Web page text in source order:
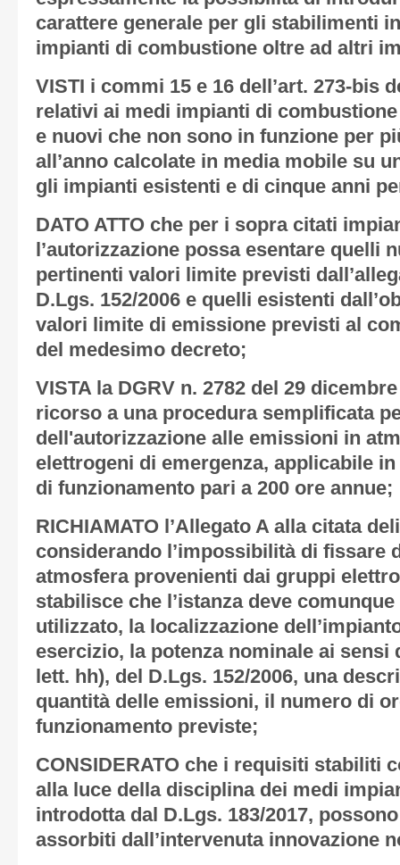
carattere generale per gli stabilimenti
impianti di combustione oltre ad altri
VISTI i commi 15 e 16 dell’art. 273-bis
relativi ai medi impianti di
e nuovi che non sono in funzione per
all’anno calcolate in media mobile su
gli impianti esistenti e di cinque anni
DATO ATTO che per i sopra citati
l’autorizzazione possa esentare quelli
pertinenti valori limite previsti
D.Lgs. 152/2006 e quelli esistenti
valori limite di emissione previsti al
del medesimo decreto;
VISTAla DGRV n. 2782 del 29
ricorso a una procedura semplificata
dell'autorizzazione alle emissioni in
elettrogeni di emergenza, applicabile
di funzionamento pari a 200 ore annue;
RICHIAMATO l’Allegato A alla citata
considerando l’impossibilità di fissare
atmosfera provenienti dai gruppi
stabilisce che l’istanza deve
utilizzato, la localizzazione
esercizio, la potenza nominale ai sensi
lett. hh), del D.Lgs. 152/2006, una
quantità delle emissioni, il numero di
funzionamento previste;
CONSIDERATO che i requisiti stabiliti
alla luce della disciplina dei medi
introdotta dal D.Lgs. 183/2017,
assorbiti dall’intervenuta innovazione